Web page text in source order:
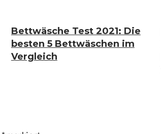
Bettwäsche Test 2021: Die
besten 5 Bettwäschen im
Vergleich